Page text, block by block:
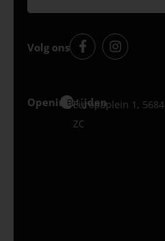
Volg ons
Openingstijden
Best
Europaplein 1, 5684
ZC